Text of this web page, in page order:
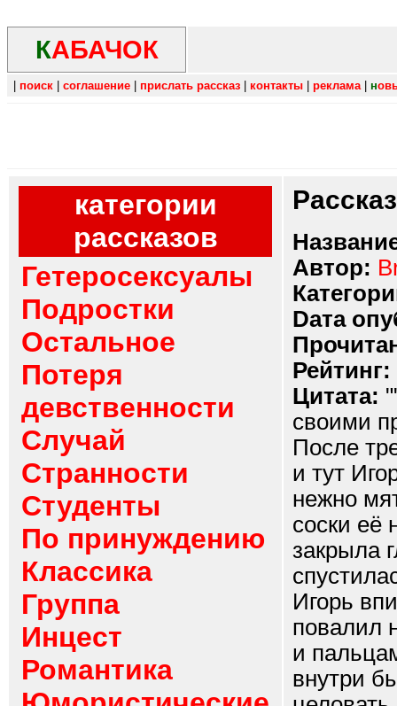
КАБАЧОК
поиск соглашение прислать рассказ контакты реклама| н
категории
рассказов
Гетеросексуалы
Подростки
Остальное
Потеря
девственности
Случай
Странности
Студенты
По принуждению
Классика
Группа
Инцест
Романтика
Автор:
Dата
Рейтинг:
Цитата:
своими
После
и тут
нежно
соски её
закрыла
Игорь
повалил
и
внутри